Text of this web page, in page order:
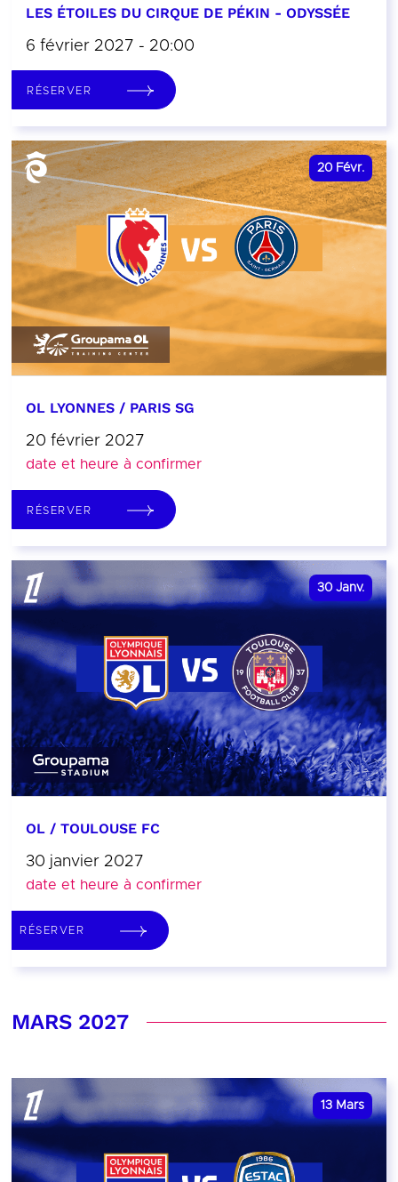
LES ÉTOILES DU CIRQUE DE PÉKIN - ODYSSÉE
6 février 2027 - 20:00
RÉSERVER
20 Févr.
OL LYONNES / PARIS SG
20 février 2027
date et heure à confirmer
RÉSERVER
30 Janv.
OL / TOULOUSE FC
30 janvier 2027
date et heure à confirmer
RÉSERVER
MARS 2027
13 Mars